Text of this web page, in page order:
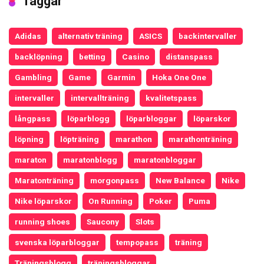
Adidas alternativ träning ASICS backintervaller
backlöpning betting Casino distanspass
Gambling Game Garmin Hoka One One
intervaller intervallträning kvalitetspass
långpass löparblogg löparbloggar löparskor
löpning löpträning marathon marathonträning
maraton maratonblogg maratonbloggar
Maratonträning morgonpass New Balance Nike
Nike löparskor On Running Poker Puma
running shoes Saucony Slots
svenska löparbloggar tempopass träning